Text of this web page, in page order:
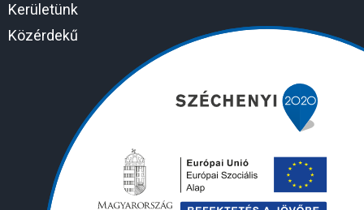
Kerületünk
Közérdekű